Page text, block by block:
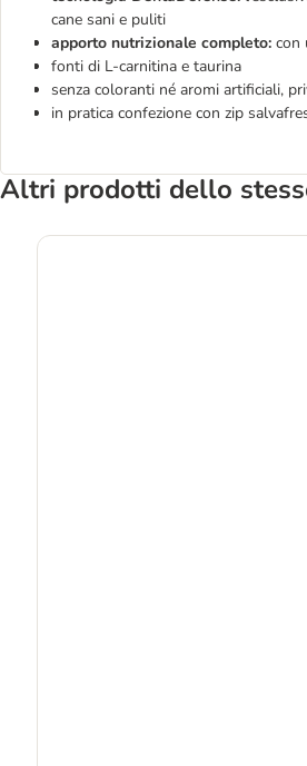
cane sani e puliti
apporto nutrizionale completo: con
fonti di L-carnitina e taurina
senza coloranti né aromi artificiali,
in pratica confezione con zip
Altri prodotti dello